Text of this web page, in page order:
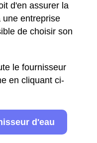
d'en assurer la
une entreprise
de choisir son
le fournisseur
en cliquant ci-
d'eau